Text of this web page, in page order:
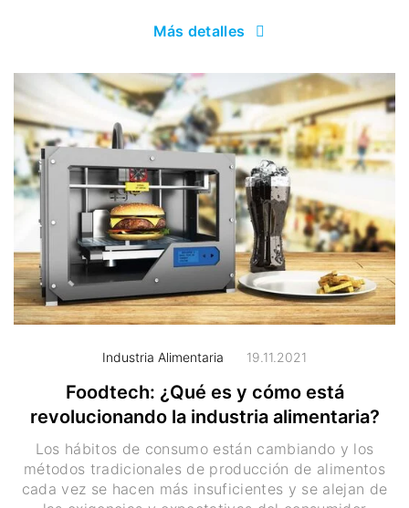
Más detalles
Industria Alimentaria 19.11.2021
Foodtech: ¿Qué es y cómo está
revolucionando la industria alimentaria?
Los hábitos de consumo están cambiando y los
métodos tradicionales de producción de alimentos
cada vez se hacen más insuficientes y se alejan de